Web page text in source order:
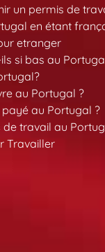
un permis de
en étant
etranger
si bas au
au Portugal ?
au Portugal ?
travail au
Travailler